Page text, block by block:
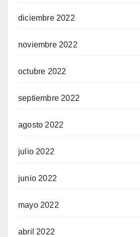
diciembre 2022
noviembre 2022
octubre 2022
septiembre 2022
agosto 2022
julio 2022
junio 2022
mayo 2022
abril 2022